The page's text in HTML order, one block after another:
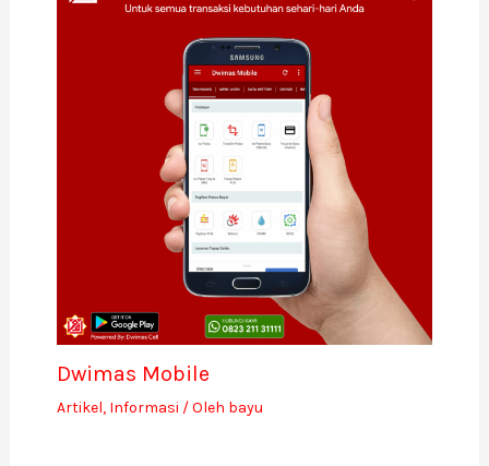
Dwimas Mobile
Artikel, Informasi / Oleh bayu